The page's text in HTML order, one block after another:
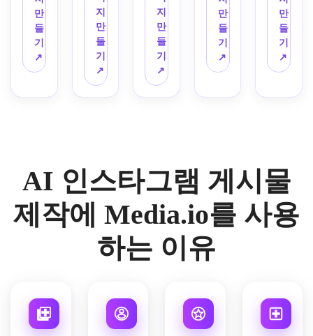
부드
러운
매트
질감,
넉넉
거티
지에
서 영
감을
받은
구성,
명,
헤드
만
들
기
↗
깊은
그림
풍부
한 검
정색
과 호
도,
프리
미엄
캠페
인 분
위기,
지
만
들
기
↗
이 쌓
인 종
이 질
감,
섬세
한 라
이프
통풍
이 잘
간격,
한 자
연 조
지
만
들
기
↗
한 크
리에
이터-
브랜
드 레
웃,
악센
트,
균형
잡힌
선명
한 시
생생
하지
만
들
기
↗
브랜
딩,
깔끔
한 구
도,
적인
털 텍
스처,
헤드
라인
오버
현대
적인
만
들
기
↗
AI 인스타그램 게시물
제작에 Media.io를 사용
하는 이유